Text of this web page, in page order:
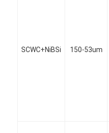
SCWC+NiBSi 150-53um